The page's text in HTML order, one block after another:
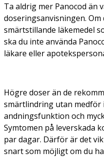
Ta aldrig mer Panocod än
doseringsanvisningen.
smärtstillande läkemedel
ska du inte använda
läkare eller
Högre doser än de
smärtlindring utan
andningsfunktion och
Symtomen på leverskada
par dagar. Därför är det
snart som möjligt om du